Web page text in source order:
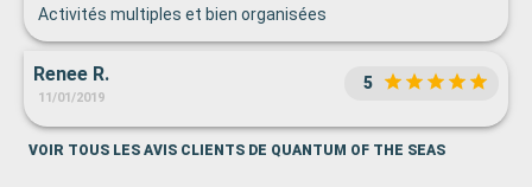
Activités multiples et bien organisées
Renee R.
11/01/2019
5
VOIR TOUS LES AVIS CLIENTS DE QUANTUM OF THE SEAS